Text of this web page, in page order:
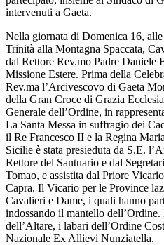
intervenuti a Gaeta.
Nella giornata di Domenica 16,
Trinità alla Montagna Spaccata,
dal Rettore Rev.mo Padre Daniele
Missione Estere. Prima della
Rev.ma l’Arcivescovo di Gaeta
della Gran Croce di Grazia
Generale dell’Ordine, in
La Santa Messa in suffragio dei
il Re Francesco II e la Regina
Sicilie è stata presieduta da S.E.
Rettore del Santuario e dal
Tomao, e assistita dal Priore
Capra. Il Vicario per le Province
Cavalieri e Dame, i quali hanno
indossando il mantello
dell’Altare, i labari dell’Ordine
Nazionale Ex Allievi Nunziatella.